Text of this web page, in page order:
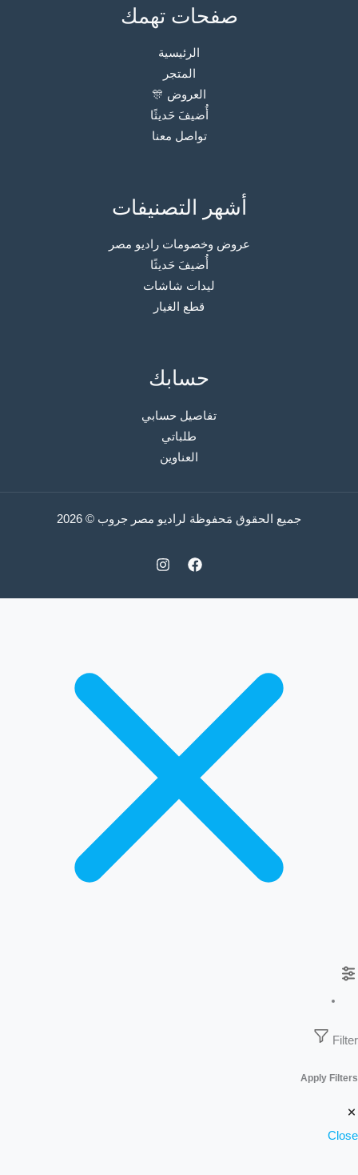
صفحات تهمك
الرئيسية
المتجر
العروض 🎊
أُضيفَ حَديثًا
تواصل معنا
أشهر التصنيفات
عروض وخصومات راديو مصر
أُضيفَ حَديثًا
ليدات شاشات
قطع الغيار
حسابك
تفاصيل حسابي
طلباتي
العناوين
جميع الحقوق مَحفوظة لراديو مصر جروب © 2026
Filter
Apply Filters
Close